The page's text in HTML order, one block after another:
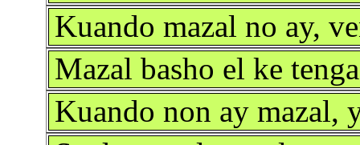
Kuando mazal no ay,
Mazal basho el ke
Kuando non ay mazal,